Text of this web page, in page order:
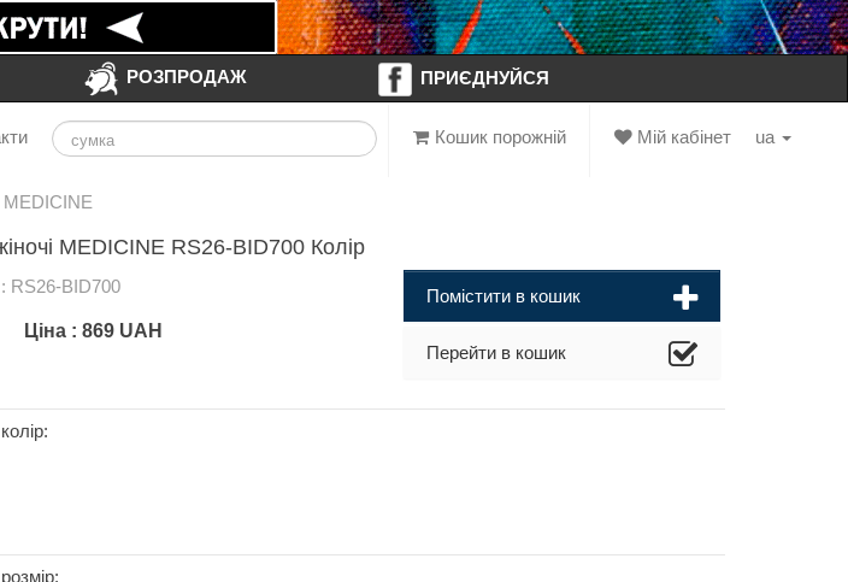
РОЗПРОДАЖ ПРИЄДНУЙСЯ
ua
Мій кабінет
Кошик порожній
MEDICINE
MEDICINE RS26-BID700 Колір
RS26-BID700
Ціна : 869 UAH
Помістити в кошик
Перейти в кошик